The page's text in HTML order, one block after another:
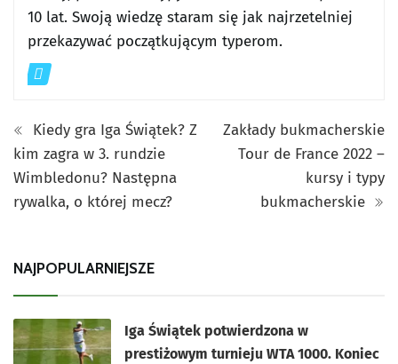
10 lat. Swoją wiedzę staram się jak najrzetelniej
przekazywać początkującym typerom.
Kiedy gra Iga Świątek? Z
kim zagra w 3. rundzie
Wimbledonu? Następna
rywalka, o której mecz?
Zakłady bukmacherskie
Tour de France 2022 –
kursy i typy
bukmacherskie
NAJPOPULARNIEJSZE
Iga Świątek potwierdzona w
prestiżowym turnieju WTA 1000. Koniec